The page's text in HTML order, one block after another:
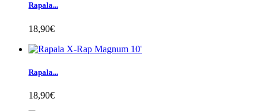
Rapala...
18,90€
Rapala...
18,90€